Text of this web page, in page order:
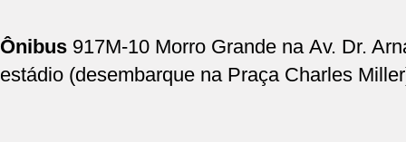
Ônibus 917M-10 Morro Grande na Av. Dr.
estádio (desembarque na Praça Charles